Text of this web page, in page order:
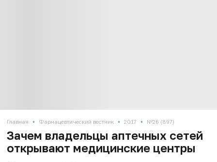
Главная • Фармацевтический вестник • 2017 • №26 (897)
Зачем владельцы аптечных сетей
открывают медицинские центры